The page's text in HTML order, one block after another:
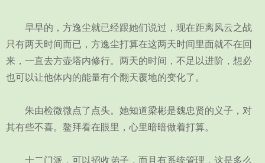
早早的，方逸尘就已经跟她们说过，现在距离风云之战
只有两天时间而已，方逸尘打算在这两天时间里面就不在回
来，一直去方壶塔内修行。两天的时间，不足以进阶，想必
也可以让他体内的能量有个翻天覆地的变化了。
朱由检微微点了点头。她知道梁彬是魏忠贤的义子，对
其有些不喜。鳌拜看在眼里，心里暗暗做着打算。
十二门派，可以招收弟子，而且有系统管理，这是多么